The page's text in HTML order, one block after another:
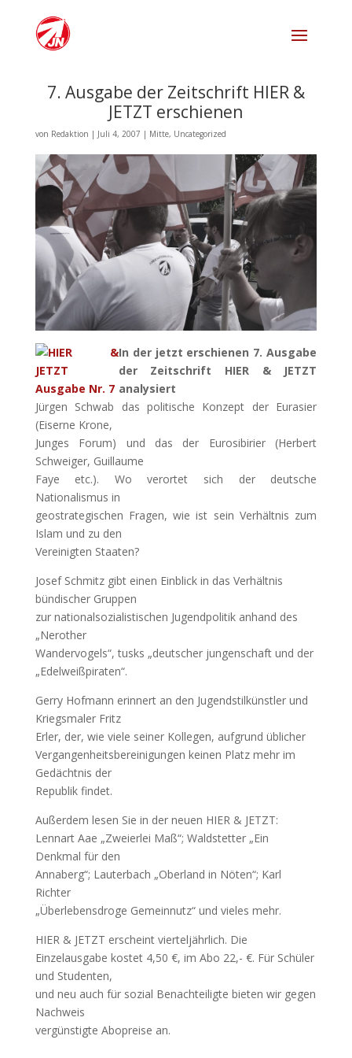
7. Ausgabe der Zeitschrift HIER &
JETZT erschienen
von Redaktion | Juli 4, 2007 | Mitte, Uncategorized
In der jetzt erschienen 7. Ausgabe
der Zeitschrift HIER & JETZT
analysiert
Jürgen Schwab das politische Konzept der Eurasier
(Eiserne Krone,
Junges Forum) und das der Eurosibirier (Herbert
Schweiger, Guillaume
Faye etc.). Wo verortet sich der deutsche
Nationalismus in
geostrategischen Fragen, wie ist sein Verhältnis zum
Islam und zu den
Vereinigten Staaten?
Josef Schmitz gibt einen Einblick in das Verhältnis
bündischer Gruppen
zur nationalsozialistischen Jugendpolitik anhand des
„Nerother
Wandervogels“, tusks „deutscher jungenschaft und der
„Edelweißpiraten“.
Gerry Hofmann erinnert an den Jugendstilkünstler und
Kriegsmaler Fritz
Erler, der, wie viele seiner Kollegen, aufgrund üblicher
Vergangenheitsbereinigungen keinen Platz mehr im
Gedächtnis der
Republik findet.
Außerdem lesen Sie in der neuen HIER & JETZT:
Lennart Aae „Zweierlei Maß“; Waldstetter „Ein
Denkmal für den
Annaberg“; Lauterbach „Oberland in Nöten“; Karl
Richter
„Überlebensdroge Gemeinnutz“ und vieles mehr.
HIER & JETZT erscheint vierteljährlich. Die
Einzelausgabe kostet 4,50 €, im Abo 22,- €. Für Schüler
und Studenten,
und neu auch für sozial Benachteiligte bieten wir gegen
Nachweis
vergünstigte Abopreise an.